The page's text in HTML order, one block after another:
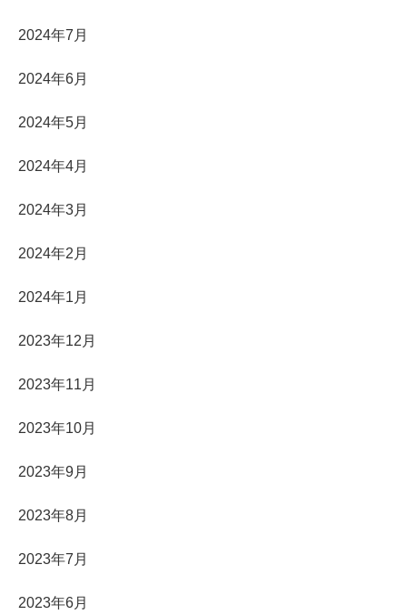
2024年7月
2024年6月
2024年5月
2024年4月
2024年3月
2024年2月
2024年1月
2023年12月
2023年11月
2023年10月
2023年9月
2023年8月
2023年7月
2023年6月